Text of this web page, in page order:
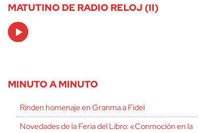
MATUTINO DE RADIO RELOJ (II)
Audio
Player
MINUTO A MINUTO
Rinden homenaje en Granma a Fidel
Novedades de la Feria del Libro: «Conmoción en la